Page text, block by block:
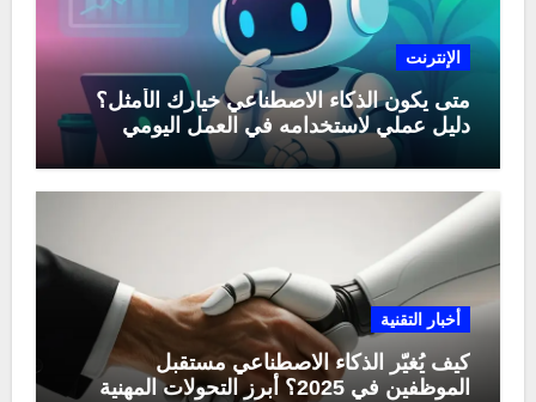
الإنترنت
متى يكون الذكاء الاصطناعي خيارك الأمثل؟
دليل عملي لاستخدامه في العمل اليومي
أخبار التقنية
كيف يُغيّر الذكاء الاصطناعي مستقبل
الموظفين في 2025؟ أبرز التحولات المهنية